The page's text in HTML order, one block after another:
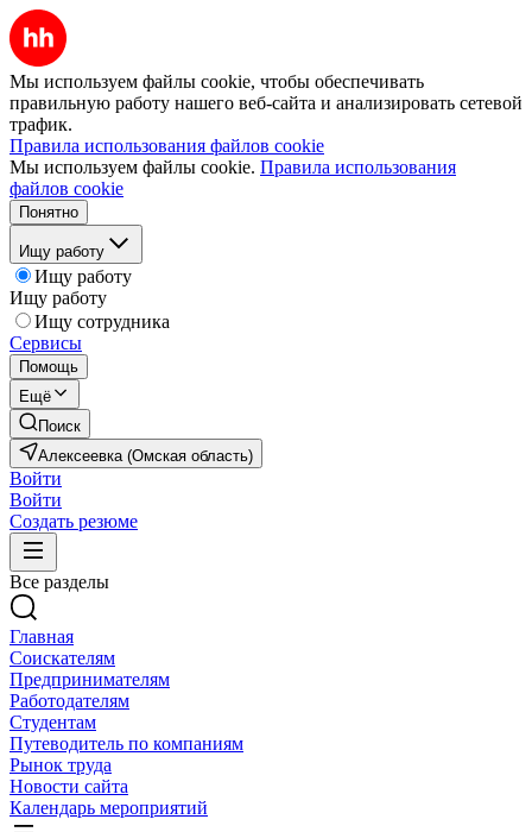
Мы используем файлы cookie, чтобы обеспечивать
правильную работу нашего веб-сайта и анализировать сетевой
трафик.
Правила использования файлов cookie
Мы используем файлы cookie. Правила использования
файлов cookie
Понятно
Ищу работу
Ищу работу
Ищу работу
Ищу сотрудника
Сервисы
Помощь
Ещё
Поиск
Алексеевка (Омская область)
Войти
Войти
Создать резюме
Все разделы
Главная
Соискателям
Предпринимателям
Работодателям
Студентам
Путеводитель по компаниям
Рынок труда
Новости сайта
Календарь мероприятий